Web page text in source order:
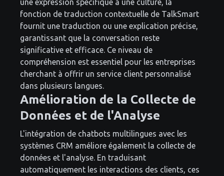
fonction de traduction contextuelle de TalkSmart
fournit une traduction ou une explication précise,
garantissant que la conversation reste
significative et efficace. Ce niveau de
compréhension est essentiel pour les entreprises
cherchant à offrir un service client personnalisé
dans plusieurs langues.
Amélioration de la Collecte de
Données et de l'Analyse
L'intégration de chatbots multilingues avec les
systèmes CRM améliore également la collecte de
données et l'analyse. En traduisant
automatiquement les interactions des clients, ces